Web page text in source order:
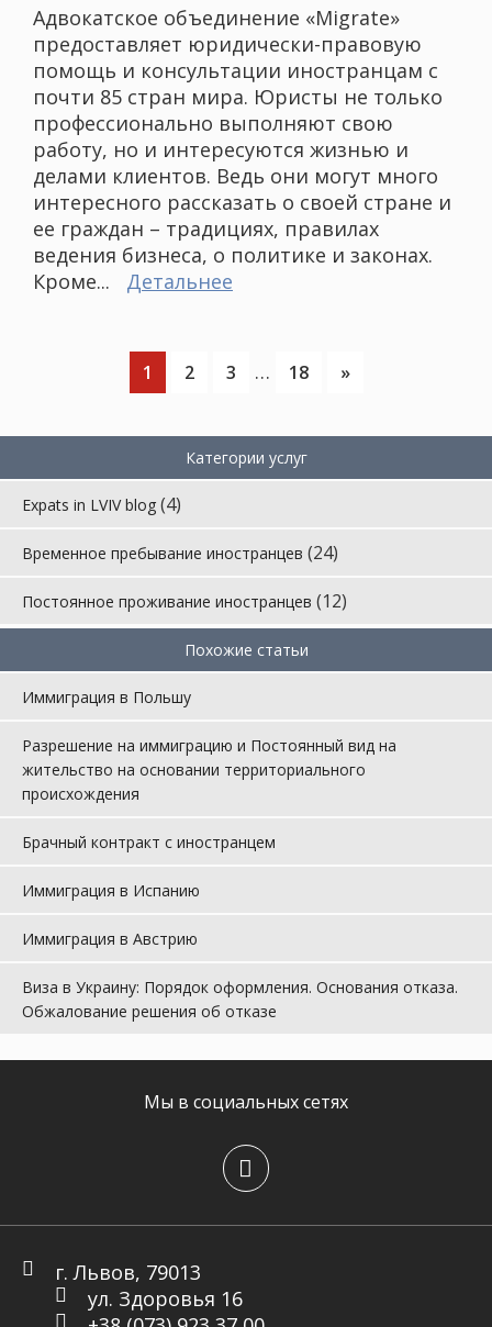
Адвокатское объединение «Migrate»
предоставляет юридически-правовую
помощь и консультации иностранцам с
почти 85 стран мира. Юристы не только
профессионально выполняют свою
работу, но и интересуются жизнью и
делами клиентов. Ведь они могут много
интересного рассказать о своей стране и
ее граждан – традициях, правилах
ведения бизнеса, о политике и законах.
Кроме...
Детальнее
1 2 3 … 18 »
Категории услуг
Expats in LVIV blog (4)
Временное пребывание иностранцев (24)
Постоянное проживание иностранцев (12)
Похожие статьи
Иммиграция в Польшу
Разрешение на иммиграцию и Постоянный вид на
жительство на основании территориального
происхождения
Брачный контракт с иностранцем
Иммиграция в Испанию
Иммиграция в Австрию
Виза в Украину: Порядок оформления. Основания отказа.
Обжалование решения об отказе
Мы в социальных сетях
г. Львов, 79013
ул. Здоровья 16